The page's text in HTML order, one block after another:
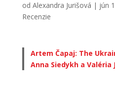
od Alexandra Jurišová | jún
Recenzie
Artem Čapaj: The
Anna Siedykh a Valéria